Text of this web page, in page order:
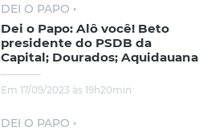
DEI O PAPO •
Dei o Papo: Alô você! Beto
presidente do PSDB da
Capital; Dourados; Aquidauana
Em 17/09/2023 às 19h20min
DEI O PAPO •